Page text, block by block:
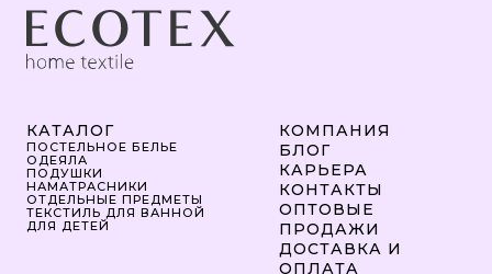
КАТАЛОГ
ПОСТЕЛЬНОЕ БЕЛЬЕ
ОДЕЯЛА
ПОДУШКИ
НАМАТРАСНИКИ
ОТДЕЛЬНЫЕ ПРЕДМЕТЫ
ТЕКСТИЛЬ ДЛЯ ВАННОЙ
ДЛЯ ДЕТЕЙ
КОМПАНИЯ
БЛОГ
КАРЬЕРА
КОНТАКТЫ
ОПТОВЫЕ
ПРОДАЖИ
ДОСТАВКА И
ОПЛАТА